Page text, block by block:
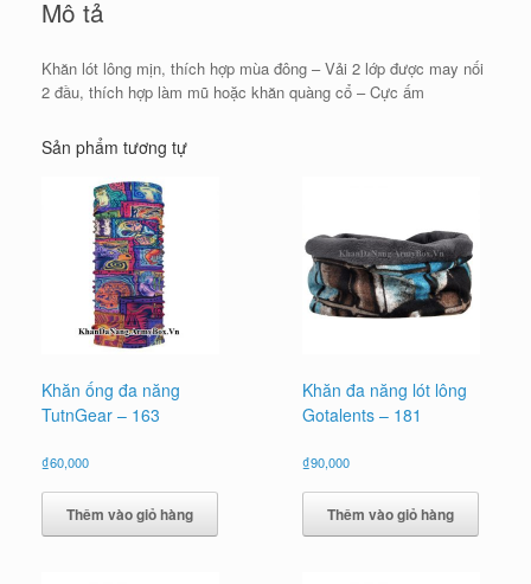
Mô tả
Khăn lót lông mịn, thích hợp mùa đông – Vải 2 lớp được may nối
2 đầu, thích hợp làm mũ hoặc khăn quàng cổ – Cực ấm
Sản phẩm tương tự
Khăn ống đa năng
TutnGear – 163
₫60,000
Thêm vào giỏ hàng
Khăn đa năng lót lông
Gotalents – 181
₫90,000
Thêm vào giỏ hàng